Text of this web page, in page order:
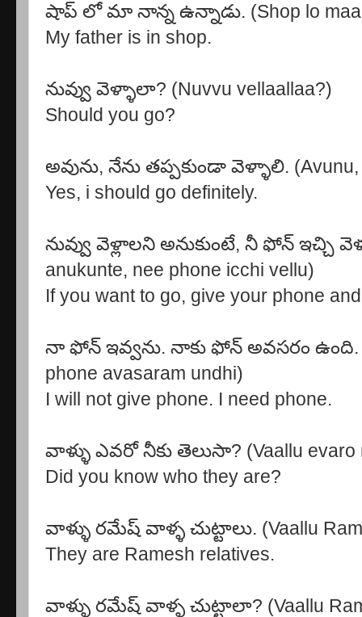
షాప్ లో మా నాన్న ఉన్నాడు. (Shop lo maa
My father is in shop.
నువ్వు వెళ్ళాలా? (Nuvvu vellaallaa?)
Should you go?
అవును, నేను తప్పకుండా వెళ్ళాలి. (Avunu,
Yes, i should go definitely.
నువ్వు వెళ్లాలని అనుకుంటే, నీ ఫోన్ ఇచ్చి
anukunte, nee phone icchi vellu)
If you want to go, give your phone
నా ఫోన్ ఇవ్వను. నాకు ఫోన్ అవసరం ఉంది.
phone avasaram undhi)
I will not give phone. I need phone.
వాళ్ళు ఎవరో నీకు తెలుసా? (Vaallu evaro
Did you know who they are?
వాళ్ళు రమేష్ వాళ్ళ చుట్టాలు. (Vaallu
They are Ramesh relatives.
వాళ్ళు రమేష్ వాళ్ళ చుట్టాలా? (Vaallu